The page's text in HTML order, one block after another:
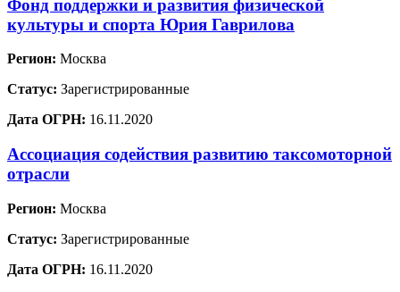
Фонд поддержки и развития физической
культуры и спорта Юрия Гаврилова
Регион: Москва
Статус: Зарегистрированные
Дата ОГРН: 16.11.2020
Ассоциация содействия развитию таксомоторной
отрасли
Регион: Москва
Статус: Зарегистрированные
Дата ОГРН: 16.11.2020